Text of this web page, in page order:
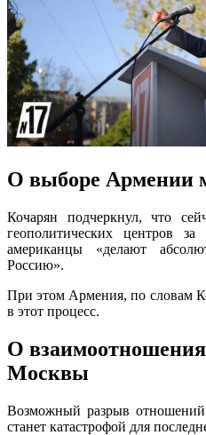
О выборе Армении
Кочарян подчеркнул, что
геополитических центров
американцы «делают
Россию».
При этом Армения, по словам
в этот процесс.
О
Москвы
Возможный разрыв
станет катастрофой для